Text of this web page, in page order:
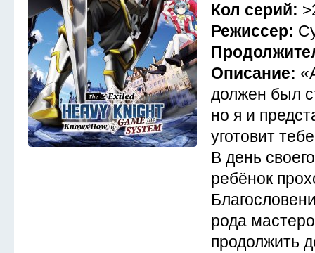
Кол серий:
Режиссер:
Описание:
должен был
но я и
уготовит
В день
ребёнок
рода
продолжить